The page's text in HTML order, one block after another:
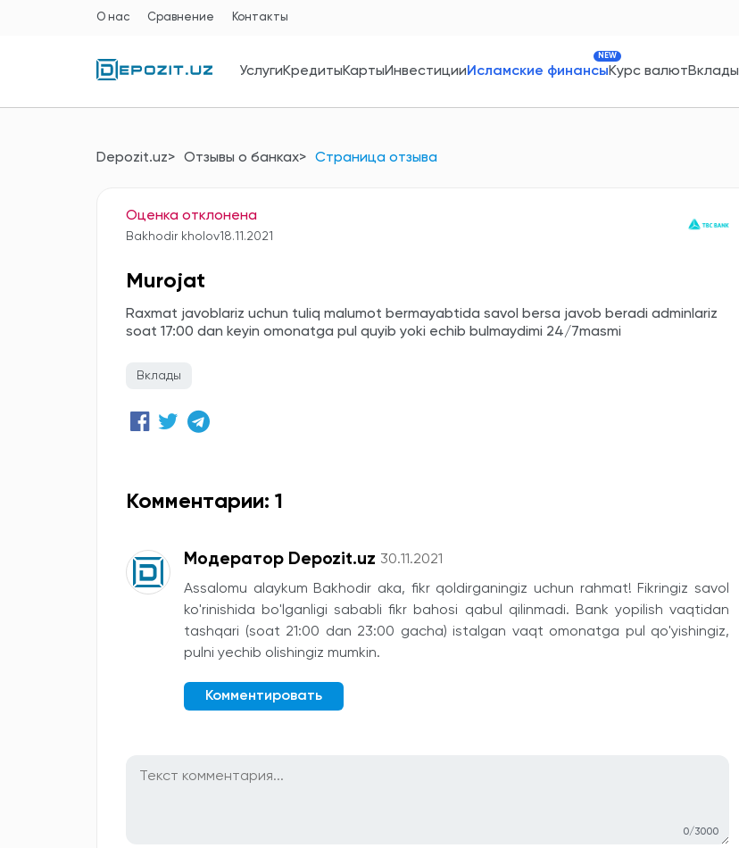
О нас Сравнение Контакты
УслугиКредитыКартыИнвестицииИсламские финансы
NEW
Курс валютВклады
Depozit.uz Отзывы о банках Страница отзыва
Оценка отклонена
Bakhodir kholov18.11.2021
Murojat
Raxmat javoblariz uchun tuliq malumot bermayabtida savol bersa javob beradi adminlariz
soat 17:00 dan keyin omonatga pul quyib yoki echib bulmaydimi 24/7masmi
Вклады
Комментарии: 1
Модератор Depozit.uz 30.11.2021
Assalomu alaykum Bakhodir aka, fikr qoldirganingiz uchun rahmat! Fikringiz savol
ko'rinishida bo'lganligi sababli fikr bahosi qabul qilinmadi. Bank yopilish vaqtidan
tashqari (soat 21:00 dan 23:00 gacha) istalgan vaqt omonatga pul qo'yishingiz,
pulni yechib olishingiz mumkin.
Комментировать
0/3000